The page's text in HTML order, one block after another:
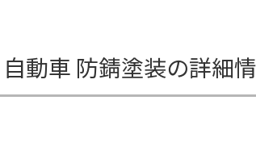
動車 防錆塗装の詳細